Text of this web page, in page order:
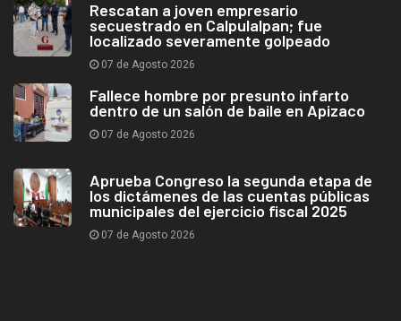
Rescatan a joven empresario
secuestrado en Calpulalpan; fue
localizado severamente golpeado
07 de Agosto 2026
Fallece hombre por presunto infarto
dentro de un salón de baile en Apizaco
07 de Agosto 2026
Aprueba Congreso la segunda etapa de
los dictámenes de las cuentas públicas
municipales del ejercicio fiscal 2025
07 de Agosto 2026